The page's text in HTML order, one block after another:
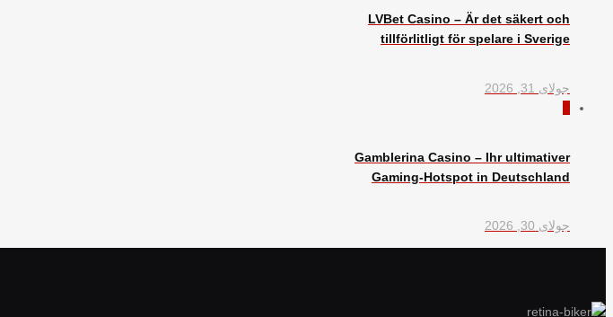
LVBet Casino – Är det säkert och
tillförlitligt för spelare i Sverige
جولای 31, 2026
Gamblerina Casino – Ihr ultimativer
Gaming-Hotspot in Deutschland
جولای 30, 2026